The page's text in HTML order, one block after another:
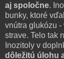
aj spoločne.
bunky, ktoré
vnútra glukózu
strave. Telo tak
Inozitoly v
dôležitú úlohu